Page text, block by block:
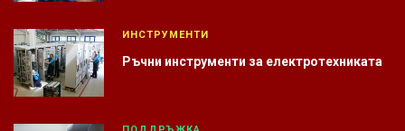
ИНСТРУМЕНТИ
Ръчни инструменти за електротехниката